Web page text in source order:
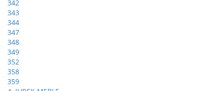
342
343
344
347
348
349
352
358
359